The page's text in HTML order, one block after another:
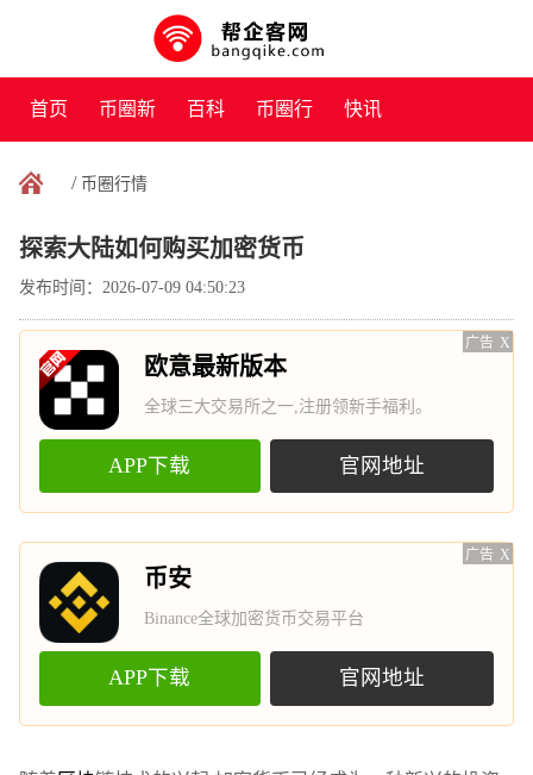
首页 币圈新
闻
百科 币圈行 快讯
/ 币圈行情
探索大陆如何购买加密货币
发布时间：2026-07-09 04:50:23
广告 X
欧意最新版本
全球三大交易所之一,注册领新手福利。
APP下载 官网地址
广告 X
币安
Binance全球加密货币交易平台
APP下载 官网地址